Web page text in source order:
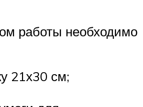
работы необходимо
21х30 см;